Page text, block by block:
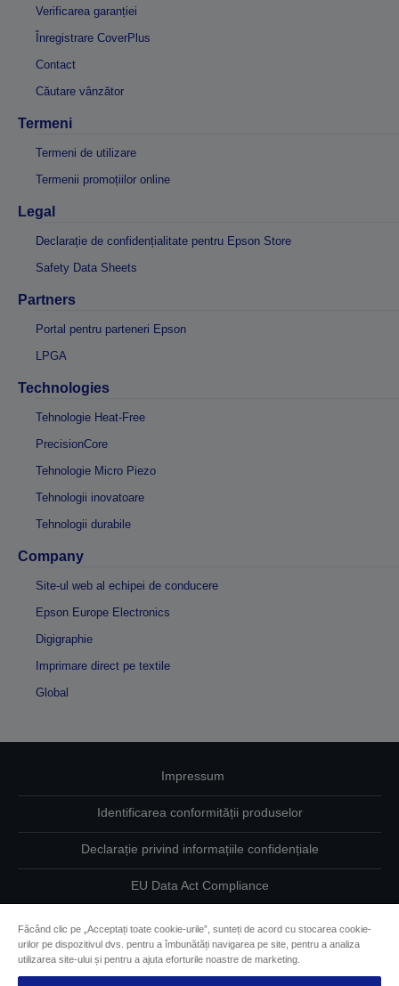
Verificarea garanției
Înregistrare CoverPlus
Contact
Căutare vânzător
Termeni
Termeni de utilizare
Termenii promoțiilor online
Legal
Declarație de confidențialitate pentru Epson Store
Safety Data Sheets
Partners
Portal pentru parteneri Epson
LPGA
Technologies
Tehnologie Heat-Free
PrecisionCore
Tehnologie Micro Piezo
Tehnologii inovatoare
Tehnologii durabile
Company
Site-ul web al echipei de conducere
Epson Europe Electronics
Digigraphie
Imprimare direct pe textile
Global
Impressum
Identificarea conformității produselor
Declarație privind informațiile confidențiale
EU Data Act Compliance
Contactaţi-ne în legătură cu datele dumneavoastră
Informaţii despre modulele cookie
Făcând clic pe „Acceptați toate cookie-urile”, sunteți de acord cu stocarea cookie-
urilor pe dispozitivul dvs. pentru a îmbunătăți navigarea pe site, pentru a analiza
utilizarea site-ului și pentru a ajuta eforturile noastre de marketing.